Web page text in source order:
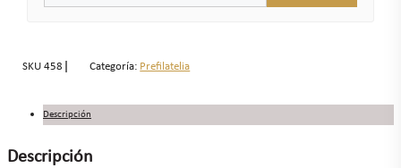
SKU458 Categoría: Prefilatelia
Descripción
Descripción